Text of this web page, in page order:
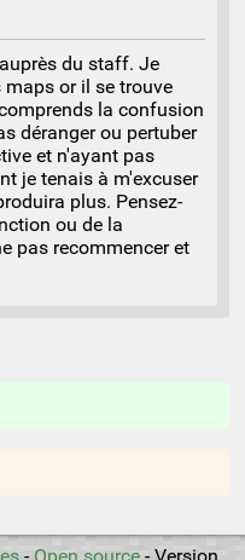
du staff. Je
or il se trouve
la confusion
déranger ou pertuber
et n'ayant pas
je tenais à m'excuser
plus. Pensez-
ou de la
pas recommencer et